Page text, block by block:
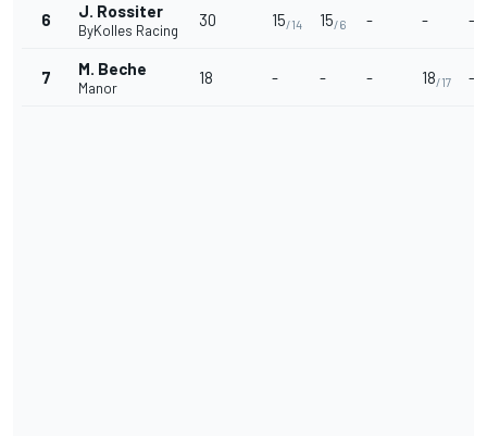
6 J. Rossiter
ByKolles Racing
30 15/14 15/6 - - -
7 M. Beche
Manor
18 - - - 18/17 -